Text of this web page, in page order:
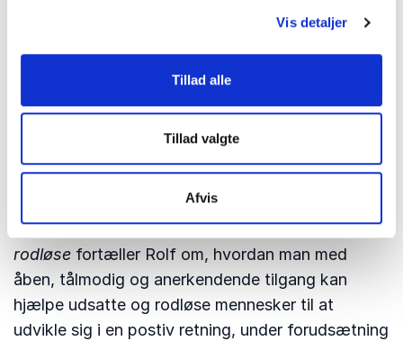
Vis detaljer
Tillad alle
Tillad valgte
Afvis
liv som pædagog og professionel mentor for
sygdom og omsorgssvigt, hvilket førte ham til at
træde på den anden side af loven i jagten på
anerkendelse og fællesskab.
Overgangen fra kriminel til lovlydig borger og
samfundsbidrager har været svær for Rolf. I
foredragetRelationsarbejde med udsatte og
rodløse fortæller Rolf om, hvordan man med
åben, tålmodig og anerkendende tilgang kan
hjælpe udsatte og rodløse mennesker til at
udvikle sig i en postiv retning, under forudsætning